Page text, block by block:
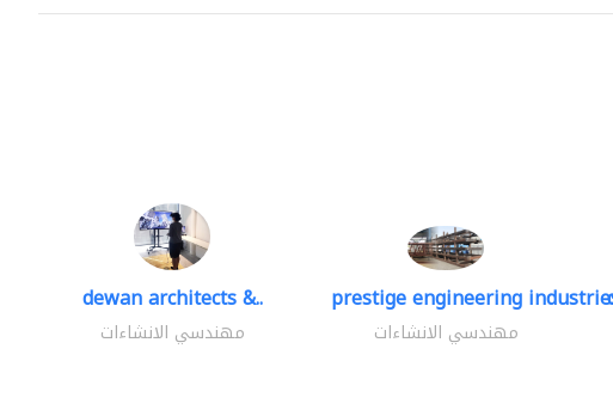
dewan architects &..
مهندسي الانشاءات
prestige engineering
مهندسي الانشاءات